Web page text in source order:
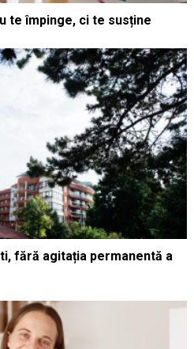
te împinge, ci te susține
fără agitația permanentă a